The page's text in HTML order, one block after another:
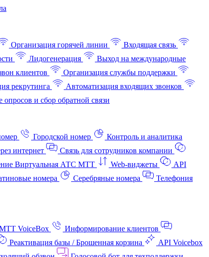
Организация горячей линии
Входящая связь
Лидогенерация
Выход на международные
клиентов
Организация службы поддержки
рекрутинга
Автоматизация входящих звонков
опросов и сбор обратной связи
Городской номер
Контроль и аналитика
интернет
Связь для сотрудников компании
Виртуальная АТС МТТ Web-виджеты
API
номера Серебряные номера
Телефония
МТТ VoiceBox
Информирование клиентов
Реактивация базы / Брошенная корзина
API Voicebox